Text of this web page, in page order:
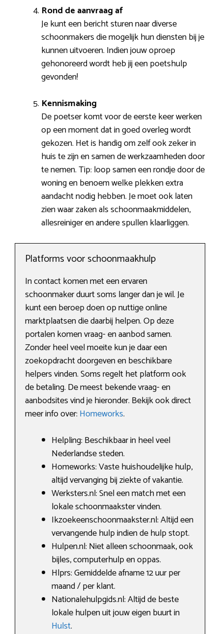
Rond de aanvraag af
Je kunt een bericht sturen naar diverse
schoonmakers die mogelijk hun diensten bij je
kunnen uitvoeren. Indien jouw oproep
gehonoreerd wordt heb jij een poetshulp
gevonden!
Kennismaking
De poetser komt voor de eerste keer werken
op een moment dat in goed overleg wordt
gekozen. Het is handig om zelf ook zeker in
huis te zijn en samen de werkzaamheden door
te nemen. Tip: loop samen een rondje door de
woning en benoem welke plekken extra
aandacht nodig hebben. Je moet ook laten
zien waar zaken als schoonmaakmiddelen,
allesreiniger en andere spullen klaarliggen.
Platforms voor schoonmaakhulp
In contact komen met een ervaren
schoonmaker duurt soms langer dan je wil. Je
kunt een beroep doen op nuttige online
marktplaatsen die daarbij helpen. Op deze
portalen komen vraag- en aanbod samen.
Zonder heel veel moeite kun je daar een
zoekopdracht doorgeven en beschikbare
helpers vinden. Soms regelt het platform ook
de betaling. De meest bekende vraag- en
aanbodsites vind je hieronder. Bekijk ook direct
meer info over: Homeworks.
Helpling: Beschikbaar in heel veel
Nederlandse steden.
Homeworks: Vaste huishoudelijke hulp,
altijd vervanging bij ziekte of vakantie.
Werksters.nl: Snel een match met een
lokale schoonmaakster vinden.
Ikzoekeenschoonmaakster.nl: Altijd een
vervangende hulp indien de hulp stopt.
Hulpen.nl: Niet alleen schoonmaak, ook
bijles, computerhulp en oppas.
Hlprs: Gemiddelde afname 12 uur per
maand / per klant.
Nationalehulpgids.nl: Altijd de beste
lokale hulpen uit jouw eigen buurt in
Hulst.